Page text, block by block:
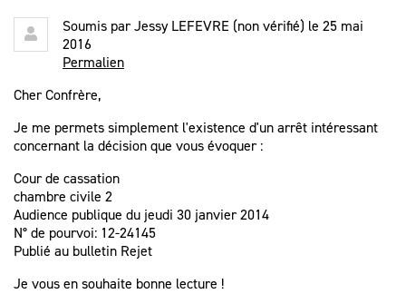
Soumis parJessy LEFEVRE (non vérifié) le 25 mai
2016
Permalien
Cher Confrère,
Je me permets simplement l'existence d'un arrêt intéressant
concernant la décision que vous évoquer :
Cour de cassation
chambre civile 2
Audience publique du jeudi 30 janvier 2014
N° de pourvoi: 12-24145
Publié au bulletin Rejet
Je vous en souhaite bonne lecture !